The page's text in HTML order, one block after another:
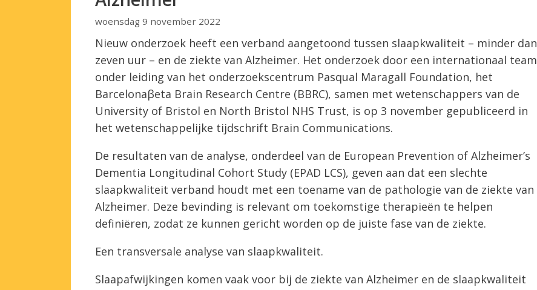
woensdag 9 november 2022
Nieuw onderzoek heeft een verband aangetoond tussen slaapkwaliteit – minder dan
zeven uur – en de ziekte van Alzheimer. Het onderzoek door een internationaal team
onder leiding van het onderzoekscentrum Pasqual Maragall Foundation, het
Barcelonaβeta Brain Research Centre (BBRC), samen met wetenschappers van de
University of Bristol en North Bristol NHS Trust, is op 3 november gepubliceerd in
het wetenschappelijke tijdschrift Brain Communications.
De resultaten van de analyse, onderdeel van de European Prevention of Alzheimer’s
Dementia Longitudinal Cohort Study (EPAD LCS), geven aan dat een slechte
slaapkwaliteit verband houdt met een toename van de pathologie van de ziekte van
Alzheimer. Deze bevinding is relevant om toekomstige therapieën te helpen
definiëren, zodat ze kunnen gericht worden op de juiste fase van de ziekte.
Een transversale analyse van slaapkwaliteit.
Slaapafwijkingen komen vaak voor bij de ziekte van Alzheimer en de slaapkwaliteit